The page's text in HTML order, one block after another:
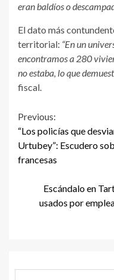
eran baldíos o
El dato más
territorial: “En un
encontramos a 280
no estaba, lo que
fiscal.
Continue
Reading
Previous:
“Los policías que
Urtubey”: Escudero
francesas
Escándalo en
usados por